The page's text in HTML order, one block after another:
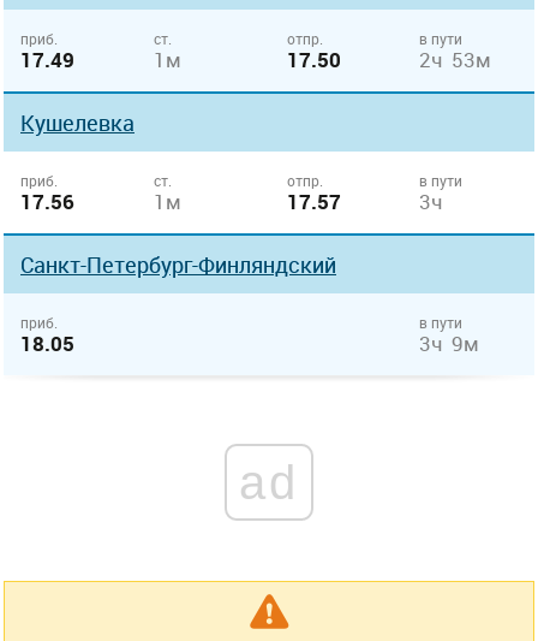
приб.
17.49
ст.
1м
отпр.
17.50
в пути
2ч 53м
Кушелевка
приб.
17.56
ст.
1м
отпр.
17.57
в пути
3ч
Санкт-Петербург-Финляндский
приб.
18.05
в пути
3ч 9м
ad